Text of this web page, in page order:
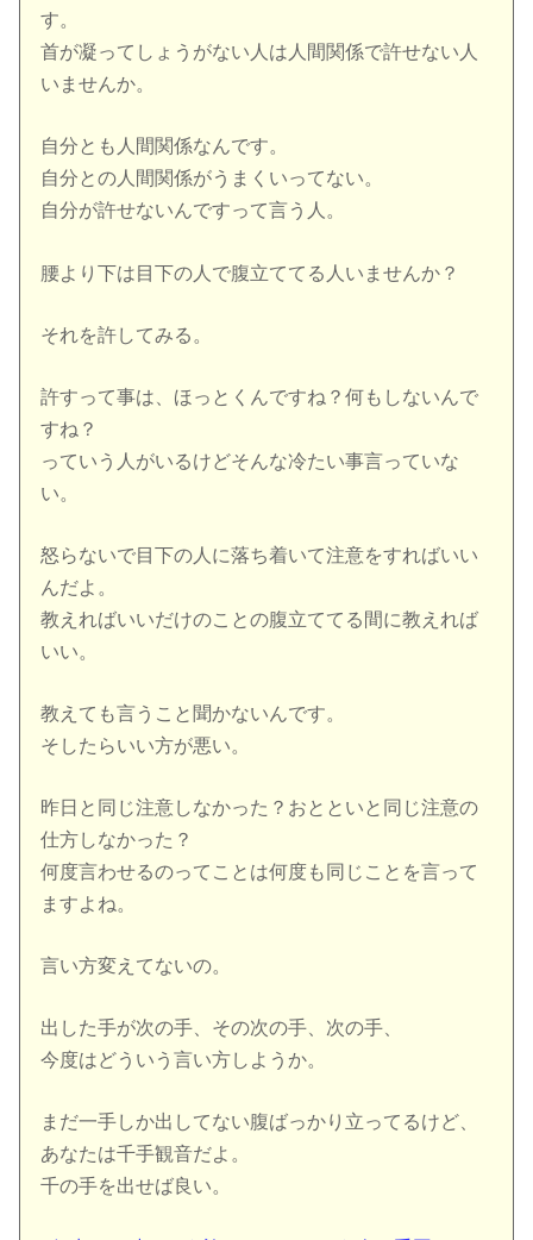
す。
首が凝ってしょうがない人は人間関係で許せない人
いませんか。
自分とも人間関係なんです。
自分との人間関係がうまくいってない。
自分が許せないんですって言う人。
腰より下は目下の人で腹立ててる人いませんか？
それを許してみる。
許すって事は、ほっとくんですね？何もしないんで
すね？
っていう人がいるけどそんな冷たい事言っていな
い。
怒らないで目下の人に落ち着いて注意をすればいい
んだよ。
教えればいいだけのことの腹立ててる間に教えれば
いい。
教えても言うこと聞かないんです。
そしたらいい方が悪い。
昨日と同じ注意しなかった？おとといと同じ注意の
仕方しなかった？
何度言わせるのってことは何度も同じことを言って
ますよね。
言い方変えてないの。
出した手が次の手、その次の手、次の手、
今度はどういう言い方しようか。
まだ一手しか出してない腹ばっかり立ってるけど、
あなたは千手観音だよ。
千の手を出せば良い。